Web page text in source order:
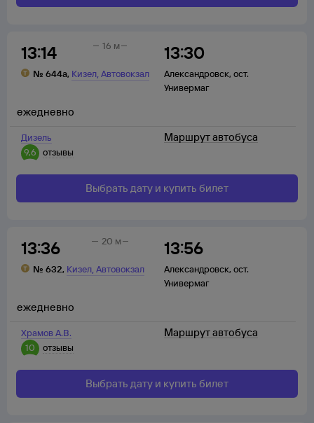
13:14
№ 644а, Кизел,Автовокзал
13:30
Александровск, ост.
Универмаг
16 м
Дизель
9,6
отзывы
ежедневно
Маршрут автобуса
Выбрать дату и купить билет
13:36
№ 632, Кизел,Автовокзал
13:56
Александровск, ост.
Универмаг
20 м
Храмов А.В.
10
отзывы
ежедневно
Маршрут автобуса
Выбрать дату и купить билет